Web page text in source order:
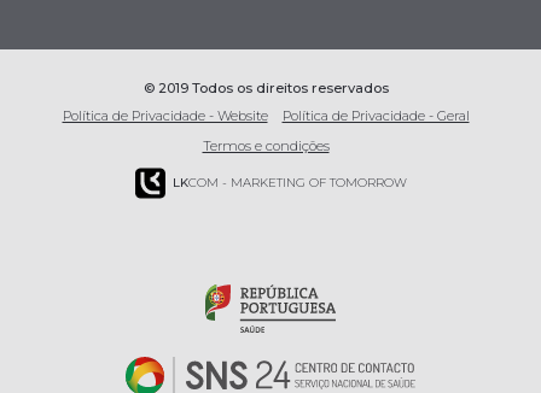
© 2019 Todos os direitos reservados
Política de Privacidade - Website
Política de Privacidade - Geral
Termos e condições
LKCOM - MARKETING OF TOMORROW